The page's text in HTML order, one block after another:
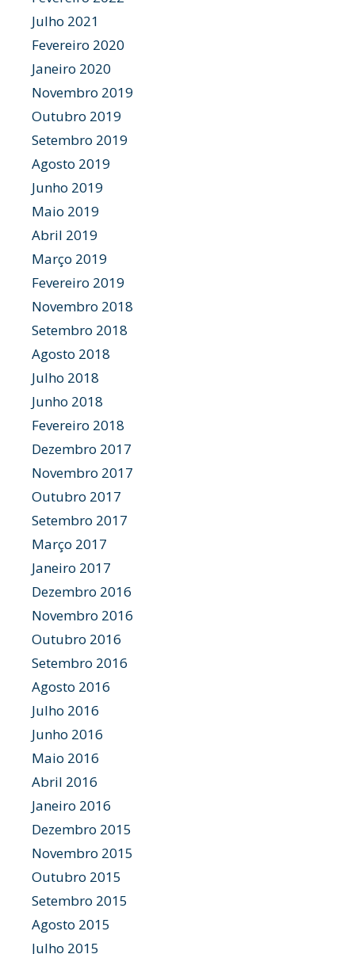
Julho 2021
Fevereiro 2020
Janeiro 2020
Novembro 2019
Outubro 2019
Setembro 2019
Agosto 2019
Junho 2019
Maio 2019
Abril 2019
Março 2019
Fevereiro 2019
Novembro 2018
Setembro 2018
Agosto 2018
Julho 2018
Junho 2018
Fevereiro 2018
Dezembro 2017
Novembro 2017
Outubro 2017
Setembro 2017
Março 2017
Janeiro 2017
Dezembro 2016
Novembro 2016
Outubro 2016
Setembro 2016
Agosto 2016
Julho 2016
Junho 2016
Maio 2016
Abril 2016
Janeiro 2016
Dezembro 2015
Novembro 2015
Outubro 2015
Setembro 2015
Agosto 2015
Julho 2015